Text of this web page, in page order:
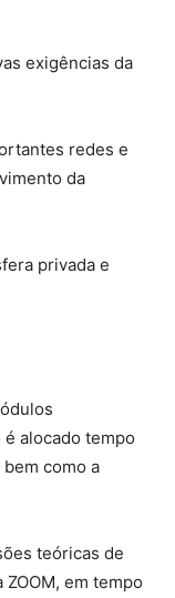
exigências da
redes e
da
privada e
alocado tempo
como a
teóricas de
em tempo